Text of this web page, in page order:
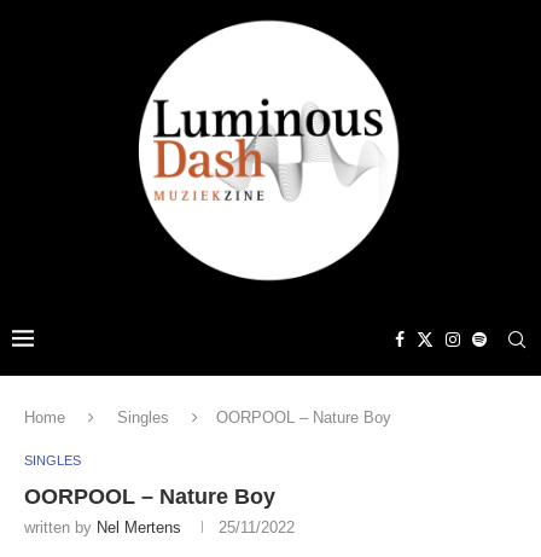
Home Singles OORPOOL – Nature Boy
SINGLES
OORPOOL – Nature Boy
written by Nel Mertens 25/11/2022